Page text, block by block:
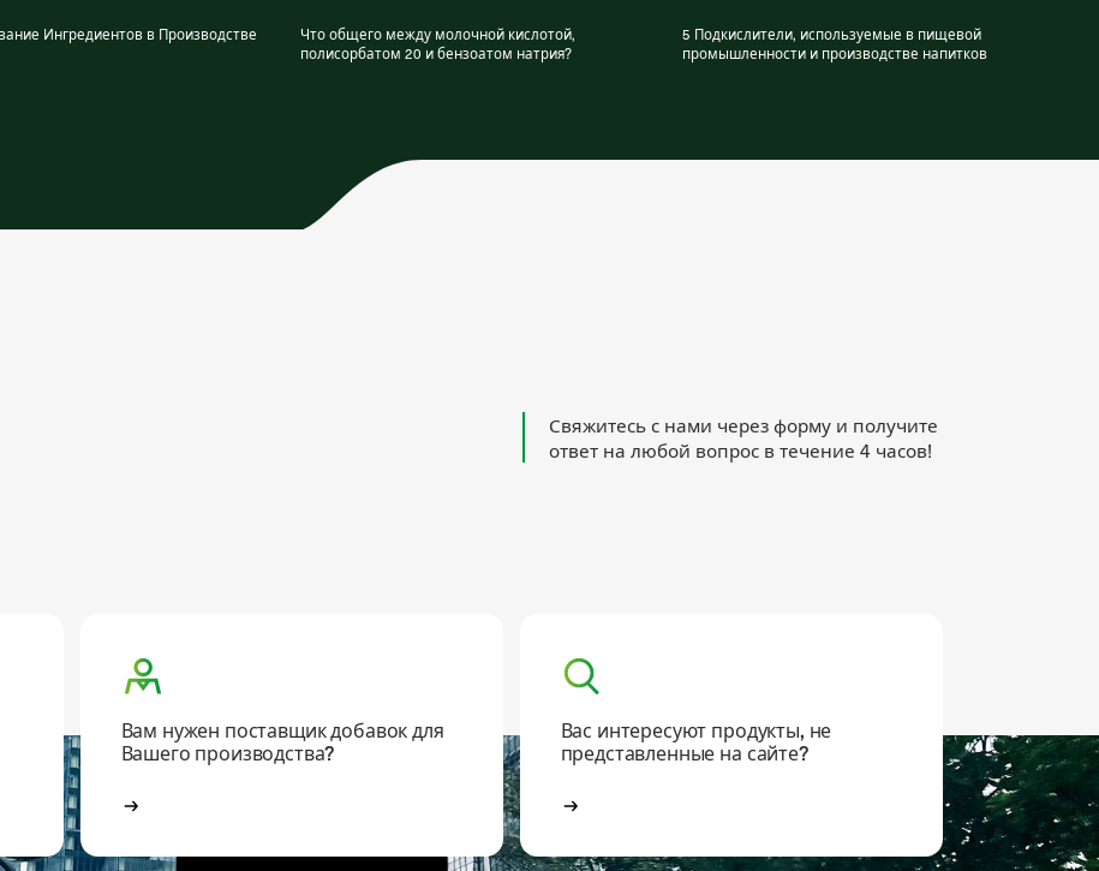
Ингредиентов в Производстве
Что общего между молочной кислотой,
полисорбатом 20 и бензоатом натрия?
5 Подкислители, используемые в пищевой
промышленности и производстве напитков
Свяжитесь с нами через форму и получите
ответ на любой вопрос в течение 4 часов!
Вам нужен поставщик добавок для
Вашего производства?
Вас интересуют продукты, не
представленные на сайте?